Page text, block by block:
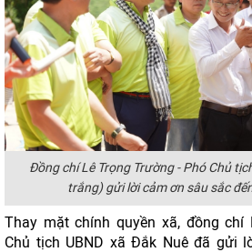
Đồng chí Lê Trọng Trường - Phó Chủ
trắng) gửi lời cảm ơn sâu sắc
Thay mặt chính quyền xã, đồng chí
Chủ tịch UBND xã Đắk Nuê đã gửi